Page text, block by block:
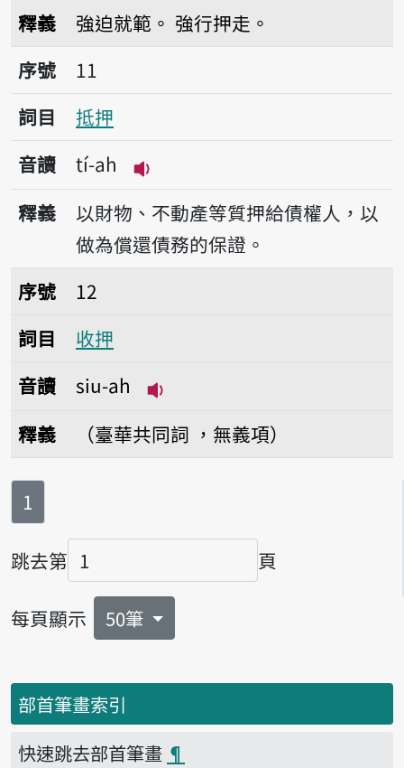
釋義 強迫就範。 強行押走。
序號11抵押
序號
11
詞目
抵押
音讀
tí-ah
播放音讀tí-ah
釋義
以財物、不動產等質押給債權人，以
做為償還債務的保證。
序號12收押
序號
12
詞目
收押
音讀
siu-ah
釋義 （臺華共同詞 ，無義項）
第
1
跳去第
頁碼
頁
每頁顯示 50筆
部首筆畫索引
快速跳去部首筆畫 ¶